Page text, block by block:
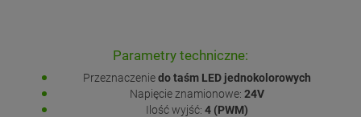
Parametry techniczne:
Przeznaczeniedo taśm LED jednokolorowych
Napięcie znamionowe: 24V
Ilość wyjść: 4 (PWM)